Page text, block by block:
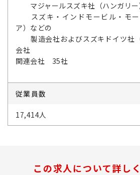
マジャールスズキ社（ハンガリー
スズキ・インドモービル・モー
ア）などの
製造会社およびスズキドイツ社
会社
関連会社 35社
従業員数
17,414人
この求人について詳し